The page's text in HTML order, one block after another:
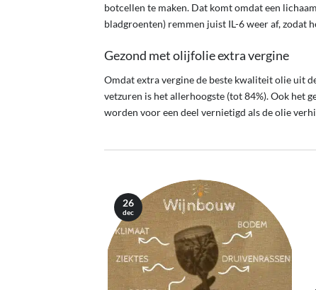
botcellen te maken. Dat komt omdat een
bladgroenten) remmen juist IL-6 weer af, zodat
Gezond met olijfolie extra vergine
Omdat extra vergine de beste kwaliteit olie uit
vetzuren is het allerhoogste (tot 84%). Ook het
worden voor een deel vernietigd als de olie
26
dec